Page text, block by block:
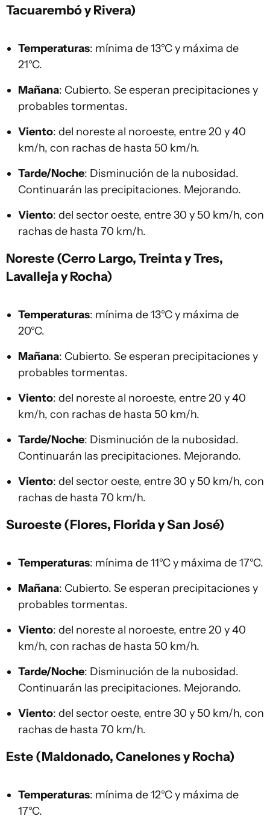
Tacuarembó y Rivera)
Temperaturas: mínima de 13°C y máxima de
21°C.
Mañana: Cubierto. Se esperan precipitaciones y
probables tormentas.
Viento: del noreste al noroeste, entre 20 y 40
km/h, con rachas de hasta 50 km/h.
Tarde/Noche: Disminución de la nubosidad.
Continuarán las precipitaciones. Mejorando.
Viento: del sector oeste, entre 30 y 50 km/h, con
rachas de hasta 70 km/h.
Noreste (Cerro Largo, Treinta y Tres,
Lavalleja y Rocha)
Temperaturas: mínima de 13°C y máxima de
20°C.
Mañana: Cubierto. Se esperan precipitaciones y
probables tormentas.
Viento: del noreste al noroeste, entre 20 y 40
km/h, con rachas de hasta 50 km/h.
Tarde/Noche: Disminución de la nubosidad.
Continuarán las precipitaciones. Mejorando.
Viento: del sector oeste, entre 30 y 50 km/h, con
rachas de hasta 70 km/h.
Suroeste (Flores, Florida y San José)
Temperaturas: mínima de 11°C y máxima de 17°C.
Mañana: Cubierto. Se esperan precipitaciones y
probables tormentas.
Viento: del noreste al noroeste, entre 20 y 40
km/h, con rachas de hasta 50 km/h.
Tarde/Noche: Disminución de la nubosidad.
Continuarán las precipitaciones. Mejorando.
Viento: del sector oeste, entre 30 y 50 km/h, con
rachas de hasta 70 km/h.
Este (Maldonado, Canelones y Rocha)
Temperaturas: mínima de 12°C y máxima de
17°C.